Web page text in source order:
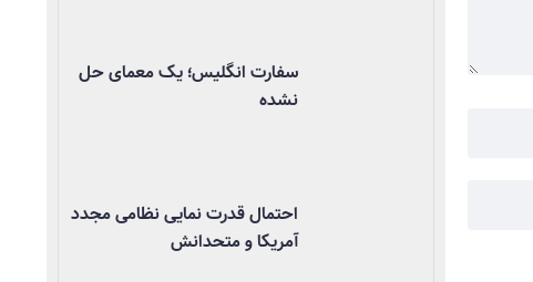
سفارت انگلیس؛ یک معمای حل
نشده
احتمال قدرت نمایی نظامی مجدد
آمریکا و متحدانش